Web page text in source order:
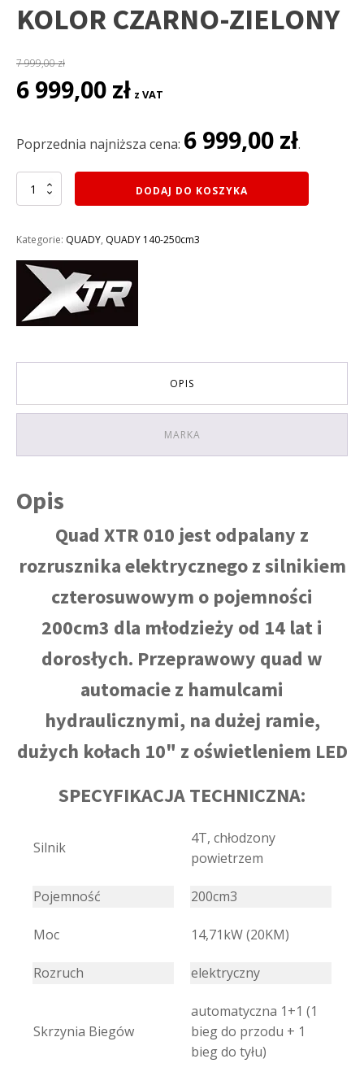
KOLOR CZARNO-ZIELONY
7 999,00zł
Pierwotna
cena
7
6 999,00 zł cena
6
z VAT
Poprzednia najniższa cena: 6 999,00 zł.
ilość
QUAD
HUMMER
010/10
PRO+
AUTOMAT
ZIELONY
DODAJ DO KOSZYKA
Kategorie: QUADY, QUADY 140-250cm3
OPIS
MARKA
Opis
Quad XTR 010 jest odpalany z
rozrusznika elektrycznego z silnikiem
czterosuwowym o pojemności
200cm3 dla młodzieży od 14 lat i
dorosłych. Przeprawowy quad w
automacie z hamulcami
hydraulicznymi, na dużej ramie,
dużych kołach 10" z oświetleniem LED
SPECYFIKACJA TECHNICZNA:
Silnik
4T, chłodzony
powietrzem
Pojemność 200cm3
Moc 14,71kW (20KM)
Rozruch elektryczny
Skrzynia Biegów
automatyczna 1+1 (1
bieg do przodu + 1
bieg do tyłu)